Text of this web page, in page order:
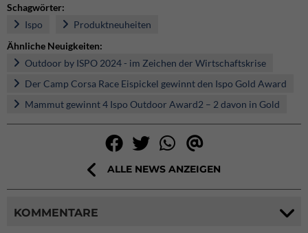
Schagwörter:
Ispo
Produktneuheiten
Ähnliche Neuigkeiten:
Outdoor by ISPO 2024 - im Zeichen der Wirtschaftskrise
Der Camp Corsa Race Eispickel gewinnt den Ispo Gold Award
Mammut gewinnt 4 Ispo Outdoor Award2 – 2 davon in Gold
ALLE NEWS ANZEIGEN
KOMMENTARE